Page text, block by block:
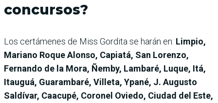
concursos?
Los certámenes de Miss Gordita se harán en: Limpio,
Mariano Roque Alonso, Capiatá, San Lorenzo,
Fernando de la Mora, Ñemby, Lambaré, Luque, Itá,
Itauguá, Guarambaré, Villeta, Ypané, J. Augusto
Saldívar, Caacupé, Coronel Oviedo, Ciudad del Este,